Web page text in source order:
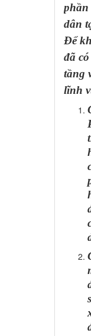
phần
dân
Để
đã
tầng
lĩnh